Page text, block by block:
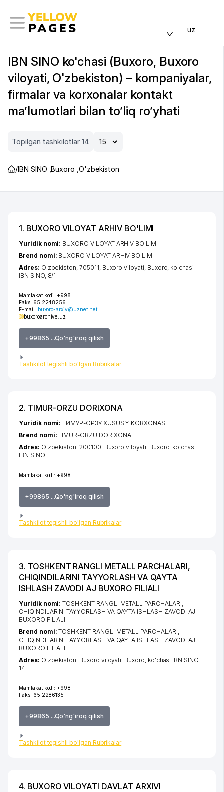
uz
IBN SINO ko'chasi (Buxoro, Buxoro
viloyati, O'zbekiston) – kompaniyalar,
firmalar va korxonalar kontakt
ma’lumotlari bilan to’liq ro’yhati
Topilgan tashkilotlar 14
/IBN SINO ,Buxoro ,O'zbekiston
1. BUХORO VILOYAT ARHIV BO'LIMI
Mamlakat kodi: +998
Faks: 65 2248256
E-mail: buxoro-arxiv@uznet.net
buxoroarchive.uz
+99865 ...Qo'ng'iroq qilish
Tashkilot tegishli bo'lgan Rubrikalar
Yuridik nomi: BUХORO VILOYAT ARHIV BO'LIMI
Brend nomi: BUХORO VILOYAT ARHIV BO'LIMI
Adres: O'zbekiston, 705011, Buxoro viloyati, Buxoro, ko'chasi
IBN SINO, 8/1
2. TIMUR-ORZU DORIXONA
Mamlakat kodi: +998
+99865 ...Qo'ng'iroq qilish
Tashkilot tegishli bo'lgan Rubrikalar
Yuridik nomi:ТИМУР-ОРЗУ XUSUSIY KORXONASI
Brend nomi:TIMUR-ORZU DORIXONA
Adres: O'zbekiston, 200100, Buxoro viloyati, Buxoro, ko'chasi
IBN SINO
3. TOSHKENT RANGLI METALL PARCHALARI,
CHIQINDILARINI TAYYORLASH VA QAYTA
ISHLASH ZAVODI AJ BUXORO FILIALI
Mamlakat kodi: +998
Faks: 65 2286135
+99865 ...Qo'ng'iroq qilish
Tashkilot tegishli bo'lgan Rubrikalar
Yuridik nomi:TOSHKENT RANGLI METALL PARCHALARI,
CHIQINDILARINI TAYYORLASH VA QAYTA ISHLASH ZAVODI AJ
BUXORO FILIALI
Brend nomi:TOSHKENT RANGLI METALL PARCHALARI,
CHIQINDILARINI TAYYORLASH VA QAYTA ISHLASH ZAVODI AJ
BUXORO FILIALI
Adres: O'zbekiston, Buxoro viloyati, Buxoro, ko'chasi IBN SINO,
14
4. BUХORO VILOYATI DAVLAT ARXIVI